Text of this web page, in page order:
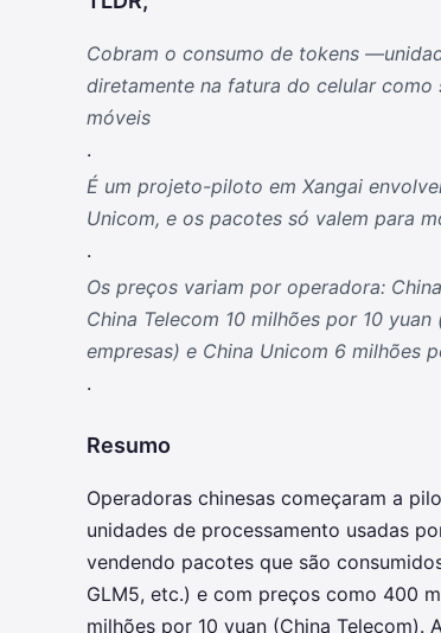
Cobram o consumo de tokens
diretamente na fatura do celular
móveis
.
É um projeto-piloto em Xangai
Unicom, e os pacotes só valem para
.
Os preços variam por operadora:
China Telecom 10 milhões por 10
empresas) e China Unicom 6 milhões
.
Resumo
Operadoras chinesas começaram a
unidades de processamento usadas
vendendo pacotes que são
GLM5, etc.) e com preços como 400
milhões por 10 yuan (China Telecom).